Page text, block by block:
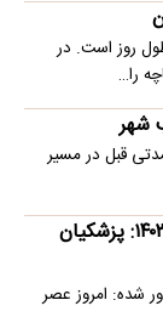
روز است. در
را…
شهر
قبل در مسیر
دست‌نوشته شهید علی لاریجانی در اربعین ۱۴۰۳: پزشکیان
شده: امروز عصر